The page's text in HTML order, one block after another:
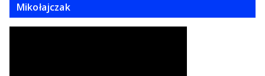
Mikołajczak